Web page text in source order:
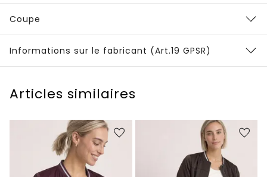
Coupe
Informations sur le fabricant (Art.19 GPSR)
Articles similaires